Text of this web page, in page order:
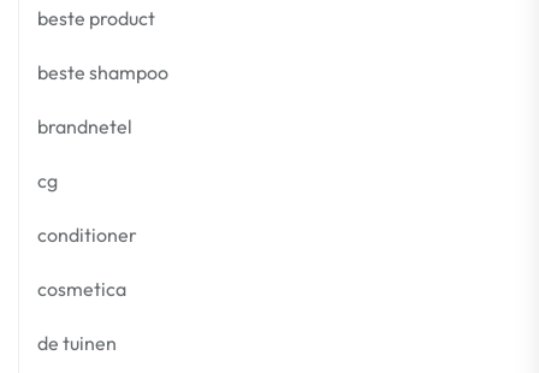
beste product
beste shampoo
brandnetel
cg
conditioner
cosmetica
de tuinen